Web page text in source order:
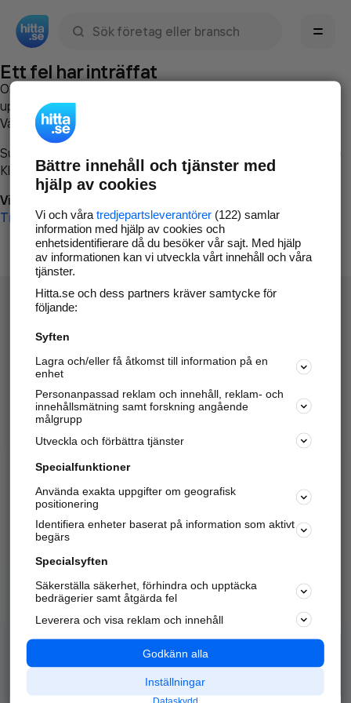
Ett fel har inträffat
Om du vill kan du
uppstod så att vi lättare och snabbare kan avhjälpa det.
Vänligen försök med följande:
Surfa till
Klicka påTillbaka-knappen i webbläsaren och försök igen
Vi beklagar besväret!
Till startsidan
Hitta.se - Gratis nummerupplysning.
Sök företag, personer och platser.
Hitta telefonnummer, adresser, företagsinfo mm.
Marknadsför företaget
Kom igång och annonsera mot
samarbetspartners nära dig.
Alla kategorier
Populära sökningar
API & Kartor
Annonsera
Integritet
Nödnummer
Bättre innehåll och tjänster med
hjälp av cookies
Vi och våra tredjepartsleverantörer(122) samlar
information med hjälp av cookies och
enhetsidentifierare då du besöker vår sajt. Med hjälp
av informationen kan vi utveckla vårt innehåll och våra
tjänster.
Hitta.se och dess partners kräver samtycke för
följande:
Syften
Lagra och/eller få åtkomst till information på en
enhet
Personanpassad reklam och innehåll, reklam- och
innehållsmätning samt forskning angående
målgrupp
Utveckla och förbättra tjänster
Specialfunktioner
Använda exakta uppgifter om geografisk
positionering
Identifiera enheter baserat på information som aktivt
begärs
Specialsyften
Säkerställa säkerhet, förhindra och upptäcka
bedrägerier samt åtgärda fel
Leverera och visa reklam och innehåll
Godkänn alla
Inställningar
Dataskydd